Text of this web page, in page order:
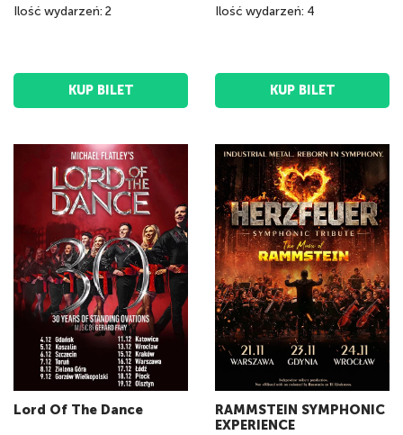
Ilość wydarzeń: 2
KUP BILET
Ilość wydarzeń: 4
KUP BILET
Lord Of The Dance
RAMMSTEIN SYMPHONIC
EXPERIENCE